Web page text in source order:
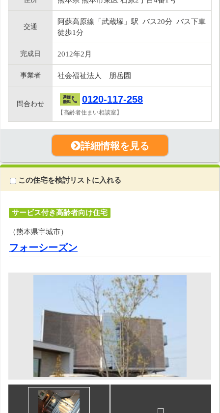
交通
阿蘇高原線「武蔵塚」駅 バス20分 バス下車
徒歩1分
完成日 2012年2月
事業者 社会福祉法人 朋岳園
問合わせ 0120-117-258
【高齢者住まい相談室】
詳細情報を見る
この住宅を検討リストに入れる
サービス付き高齢者向け住宅
（熊本県宇城市）
フォーシーズン